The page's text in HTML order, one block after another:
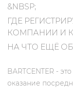
&NBSP;
ГДЕ
КОМПАНИИ И
НА ЧТО ЕЩЁ
BARTCENTER -
оказание